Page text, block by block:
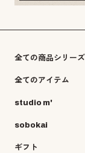
全ての商品シリーズ
全てのアイテム
studio m'
sobokai
ギフト